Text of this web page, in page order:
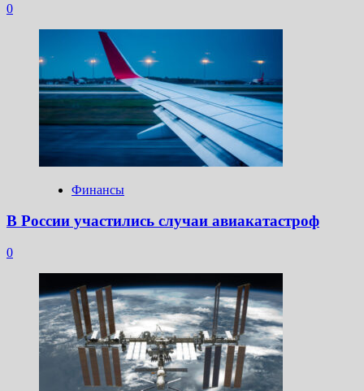
0
Финансы
В России участились случаи авиакатастроф
0